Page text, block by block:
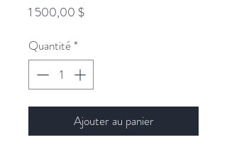
1 500,00 $Prix
Quantité*
Ajouter au panier